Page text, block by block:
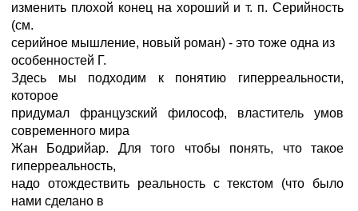
изменить плохой конец на хороший и т. п. Серийность
(см.
серийное мышление, новый роман) - это тоже одна из
особенностей Г.
Здесь мы подходим к понятию гиперреальности,
которое
придумал французский философ, властитель умов
современного мира
Жан Бодрийар. Для того чтобы понять, что такое
гиперреальность,
надо отождествить реальность с текстом (что было
нами сделано в